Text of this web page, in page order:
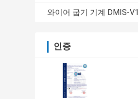
와이어 굽기 기계 DMIS-V1
인증